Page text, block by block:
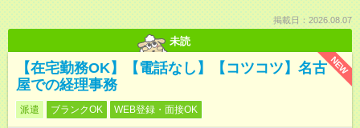
掲載日：2026.08.07
未読
NEW
【在宅勤務OK】【電話なし】【コツコツ】名古
屋での経理事務
派遣 ブランクOK WEB登録・面接OK